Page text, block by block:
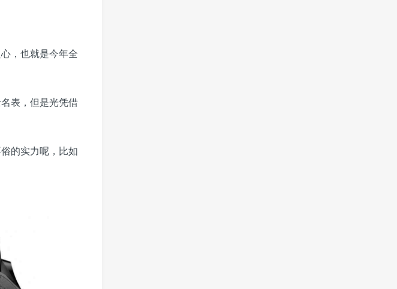
，也就是今年全
表，但是光凭借
的实力呢，比如